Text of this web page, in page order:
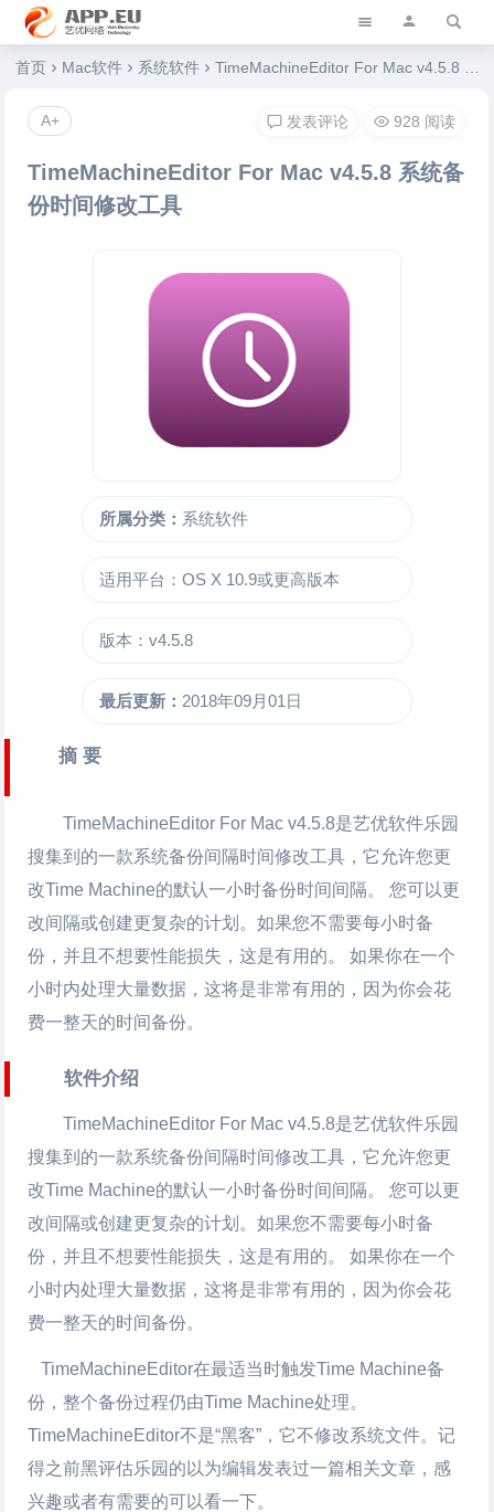
艺优软件乐园
首页 Mac软件 系统软件 TimeMachineEditor For Mac v4.5.8 系统备份时间修改工具
TimeMachineEditor For Mac v4.5.8 系统备
份时间修改工具
所属分类： 系统软件
适用平台：OS X 10.9或更高版本
版本：v4.5.8
最后更新： 2018年09月01日
摘 要
TimeMachineEditor For Mac v4.5.8是艺优软件乐园
搜集到的一款系统备份间隔时间修改工具，它允许您更
改Time Machine的默认一小时备份时间间隔。 您可以更
改间隔或创建更复杂的计划。如果您不需要每小时备
份，并且不想要性能损失，这是有用的。 如果你在一个
小时内处理大量数据，这将是非常有用的，因为你会花
费一整天的时间备份。
软件介绍
TimeMachineEditor For Mac v4.5.8是艺优软件乐园
搜集到的一款系统备份间隔时间修改工具，它允许您更
改Time Machine的默认一小时备份时间间隔。 您可以更
改间隔或创建更复杂的计划。如果您不需要每小时备
份，并且不想要性能损失，这是有用的。 如果你在一个
小时内处理大量数据，这将是非常有用的，因为你会花
费一整天的时间备份。
TimeMachineEditor在最适当时触发Time Machine备
份，整个备份过程仍由Time Machine处理。
TimeMachineEditor不是“黑客”，它不修改系统文件。记
得之前黑评估乐园的以为编辑发表过一篇相关文章，感
兴趣或者有需要的可以看一下。
发表评论 928 阅读
A+